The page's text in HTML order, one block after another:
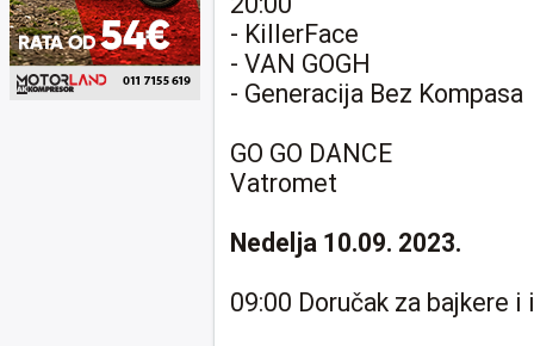
- KillerFace
- VAN GOGH
- Generacija Bez Kompasa
GO GO DANCE
Vatromet
Nedelja 10.09. 2023.
09:00 Doručak za bajkere